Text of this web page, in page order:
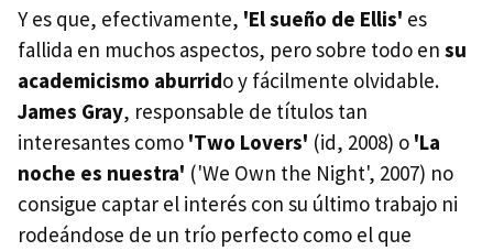
Y es que, efectivamente, 'El sueño de Ellis' es
fallida en muchos aspectos, pero sobre todo en su
academicismo aburrido y fácilmente olvidable.
James Gray, responsable de títulos tan
interesantes como 'Two Lovers' (id, 2008) o 'La
noche es nuestra' ('We Own the Night', 2007) no
consigue captar el interés con su último trabajo ni
rodeándose de un trío perfecto como el que